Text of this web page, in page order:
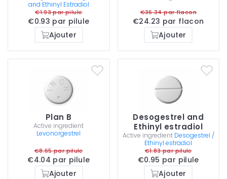
and Ethinyl Estradiol
€1.93 par pilule
€0.93 par pilule
Ajouter
€36.34 par flacon
€24.23 par flacon
Ajouter
Plan B
Active ingredient
Levonorgestrel
€8.65 par pilule
€4.04 par pilule
Ajouter
Desogestrel and
Ethinyl estradiol
Active ingredient Desogestrel /
Ethinyl estradiol
€1.83 par pilule
€0.95 par pilule
Ajouter